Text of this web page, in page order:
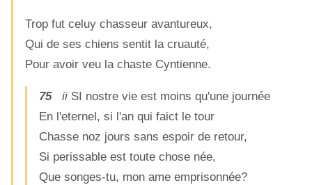
Trop fut celuy chasseur avantureux,
Qui de ses chiens sentit la cruauté,
Pour avoir veu la chaste Cyntienne.
75ii SI nostre vie est moins qu'une journée
En l'eternel, si l'an qui faict le tour
Chasse noz jours sans espoir de retour,
Si perissable est toute chose née,
Que songes-tu, mon ame emprisonnée?